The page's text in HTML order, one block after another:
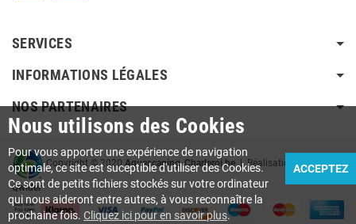
SERVICES
INFORMATIONS LÉGALES
NOS PARTENAIRES
Copyright © 2020Aquascaping-Charleroi.be| Réalisation Agence
Qwider
Nous utilisons des Cookies
Pour vous apporter une expérience de navigation
optimale, ce site est suceptible d'utiliser des Cookies.
Ce sont de petits fichiers stockés sur votre ordinateur
qui nous aideront entre autres, à vous reconnaître la
prochaine fois. Cliquez ici pour en savoir plus.
ACCEPTEZ